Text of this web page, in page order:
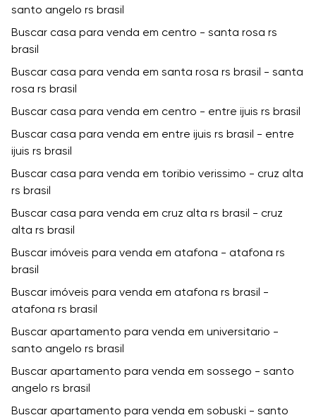
santo angelo rs brasil
Buscar casa para venda em centro - santa rosa rs
brasil
Buscar casa para venda em santa rosa rs brasil - santa
rosa rs brasil
Buscar casa para venda em centro - entre ijuis rs brasil
Buscar casa para venda em entre ijuis rs brasil - entre
ijuis rs brasil
Buscar casa para venda em toribio verissimo - cruz alta
rs brasil
Buscar casa para venda em cruz alta rs brasil - cruz
alta rs brasil
Buscar imóveis para venda em atafona - atafona rs
brasil
Buscar imóveis para venda em atafona rs brasil -
atafona rs brasil
Buscar apartamento para venda em universitario -
santo angelo rs brasil
Buscar apartamento para venda em sossego - santo
angelo rs brasil
Buscar apartamento para venda em sobuski - santo